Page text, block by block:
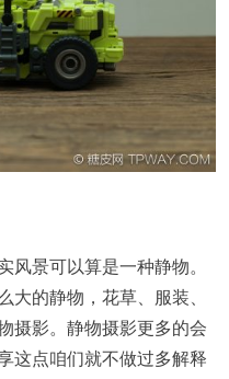
风景可以算是一种静物。
大的静物，花草、服装、
摄影。静物摄影更多的会
这点咱们就不做过多解释